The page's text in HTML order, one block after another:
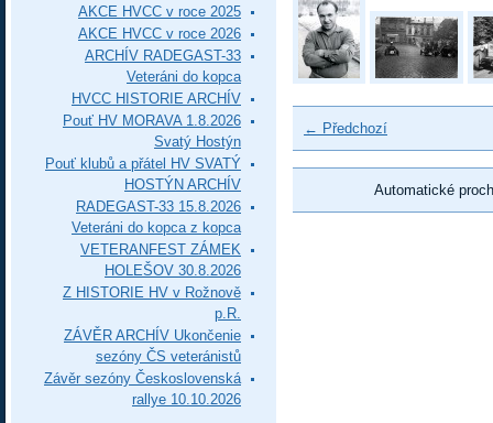
← Předchozí
Automatické
AKCE HVCC v roce 2025
AKCE HVCC v roce 2026
ARCHÍV RADEGAST-33
Veteráni do kopca
HVCC HISTORIE ARCHÍV
Pouť HV MORAVA 1.8.2026
Svatý Hostýn
Pouť klubů a přátel HV SVATÝ
HOSTÝN ARCHÍV
RADEGAST-33 15.8.2026
Veteráni do kopca z kopca
VETERANFEST ZÁMEK
HOLEŠOV 30.8.2026
Z HISTORIE HV v Rožnově
p.R.
ZÁVĚR ARCHÍV Ukončenie
sezóny ČS veteránistů
Závěr sezóny Československá
rallye 10.10.2026